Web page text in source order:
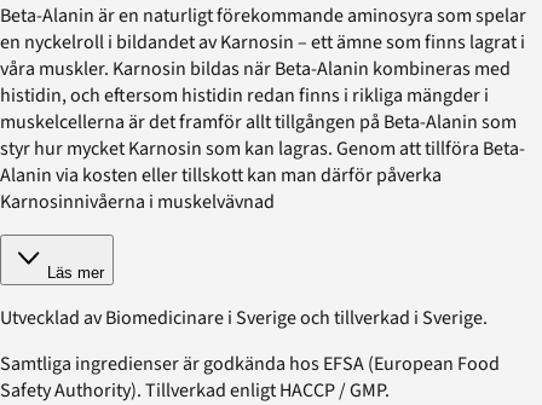
Beta-Alanin är en naturligt förekommande aminosyra som spelar
en nyckelroll i bildandet av Karnosin – ett ämne som finns lagrat i
våra muskler. Karnosin bildas när Beta-Alanin kombineras med
histidin, och eftersom histidin redan finns i rikliga mängder i
muskelcellerna är det framför allt tillgången på Beta-Alanin som
styr hur mycket Karnosin som kan lagras. Genom att tillföra Beta-
Alanin via kosten eller tillskott kan man därför påverka
Karnosinnivåerna i muskelvävnad
Läs mer
Utvecklad av Biomedicinare i Sverige och tillverkad i Sverige.
Samtliga ingredienser är godkända hos EFSA (European Food
Safety Authority). Tillverkad enligt HACCP / GMP.